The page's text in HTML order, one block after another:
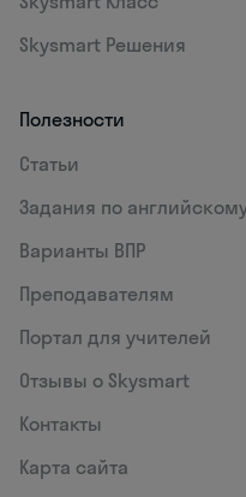
Skysmart Решения
Полезности
Статьи
Задания по
Варианты ВПР
Преподавателям
Портал для учителей
Отзывы о Skysmart
Контакты
Карта сайта